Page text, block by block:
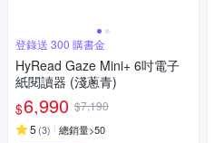
登錄送 300 購書金
HyRead Gaze Mini+ 6吋電子
紙閱讀器 (淺蔥青)
$6,990 $7,190
5 (3) 總銷量>50